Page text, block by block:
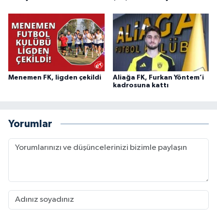
Menemen FK, ligden çekildi
Aliağa FK, Furkan Yöntem’i
kadrosuna kattı
Yorumlar